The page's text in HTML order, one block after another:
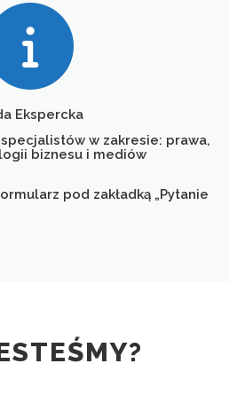
Ekspercka
w zakresie: prawa,
biznesu i mediów
pod zakładką „Pytanie